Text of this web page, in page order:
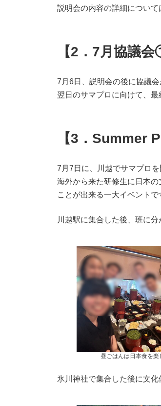
説明会の内容の詳細につい
【2．7月協議会
7月6日、説明会の後に協議会
翌日のサマプロに向けて、最
【3．Summer
7月7日に、川越でサマプロを
海外から来た研修生に日本
ことが出来る一大イベントで
川越駅に集合した後、班に
昼ごはんは日本食を楽
氷川神社で集合した後に文化